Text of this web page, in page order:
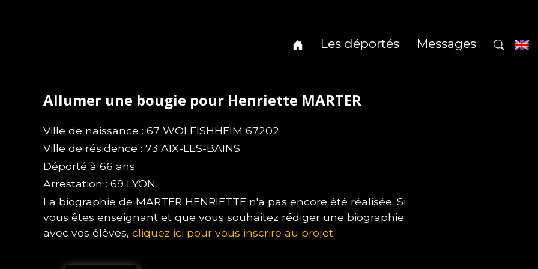
Les déportés Messages
Allumer une bougie pour Henriette MARTER
Ville de naissance : 67 WOLFISHHEIM 67202
Ville de résidence : 73 AIX-LES-BAINS
Déporté à 66 ans
Arrestation : 69 LYON
La biographie de MARTER HENRIETTE n'a pas encore été réalisée. Si
vous êtes enseignant et que vous souhaitez rédiger une biographie
avec vos élèves, cliquez ici pour vous inscrire au projet.